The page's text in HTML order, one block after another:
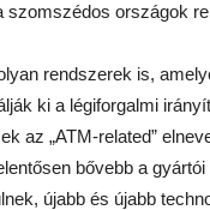
szomszédos országok
rendszerek is,
ki a légiforgalmi
az „ATM-related”
bővebb a
újabb és újabb